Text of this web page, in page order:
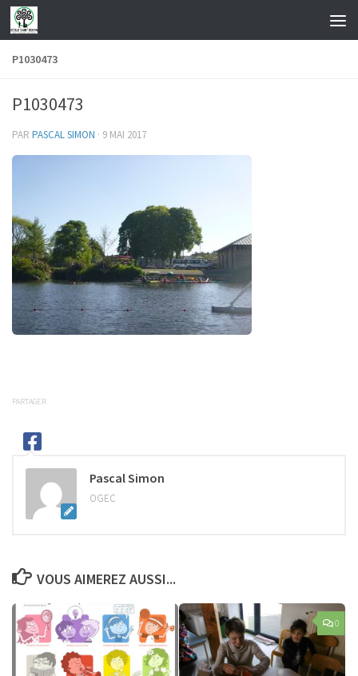
Skip to content
P1030473
P1030473
PAR PASCAL SIMON · 9 MAI 2017
PARTAGER
Pascal Simon
OGEC
VOUS AIMEREZ AUSSI...
0